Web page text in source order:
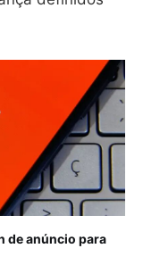
de anúncio para